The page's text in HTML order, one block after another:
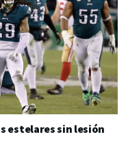
estelares sin lesión